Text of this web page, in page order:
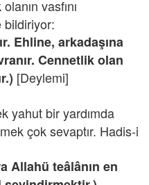
vasfını
bildiriyor:
Ehline, arkadaşına
Cennetlik olan
[Deylemi]
yahut bir yardımda
çok sevaptır. Hadis-i
Allahü teâlânın en